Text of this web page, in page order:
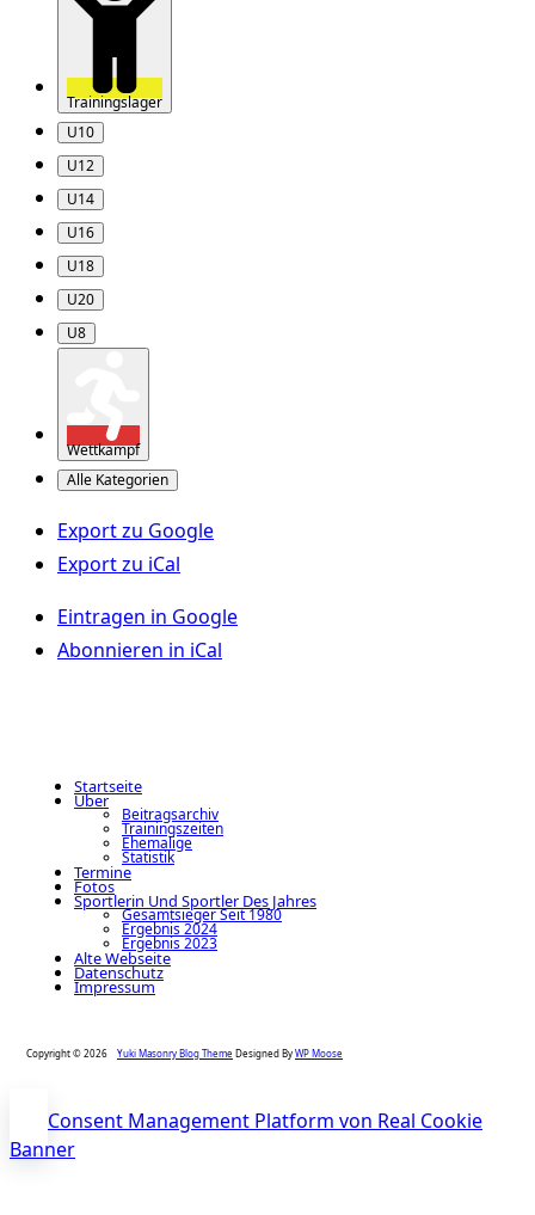
Trainingslager
U10
U12
U14
U16
U18
U20
U8
Wettkampf
Alle Kategorien
Export zu Google
Export zu iCal
Eintragen in Google
Abonnieren in iCal
Startseite
Über
Beitragsarchiv
Trainingszeiten
Ehemalige
Statistik
Termine
Fotos
Sportlerin Und Sportler Des Jahres
Gesamtsieger Seit 1980
Ergebnis 2024
Ergebnis 2023
Alte Webseite
Datenschutz
Impressum
Copyright © 2026 Yuki Masonry Blog Theme Designed ByWP Moose
Consent Management Platform von Real Cookie
Banner